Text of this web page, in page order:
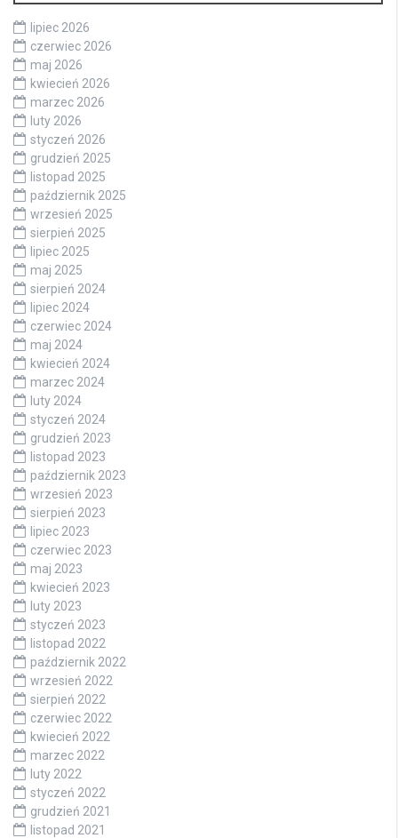
lipiec 2026
czerwiec 2026
maj 2026
kwiecień 2026
marzec 2026
luty 2026
styczeń 2026
grudzień 2025
listopad 2025
październik 2025
wrzesień 2025
sierpień 2025
lipiec 2025
maj 2025
sierpień 2024
lipiec 2024
czerwiec 2024
maj 2024
kwiecień 2024
marzec 2024
luty 2024
styczeń 2024
grudzień 2023
listopad 2023
październik 2023
wrzesień 2023
sierpień 2023
lipiec 2023
czerwiec 2023
maj 2023
kwiecień 2023
luty 2023
styczeń 2023
listopad 2022
październik 2022
wrzesień 2022
sierpień 2022
czerwiec 2022
kwiecień 2022
marzec 2022
luty 2022
styczeń 2022
grudzień 2021
listopad 2021